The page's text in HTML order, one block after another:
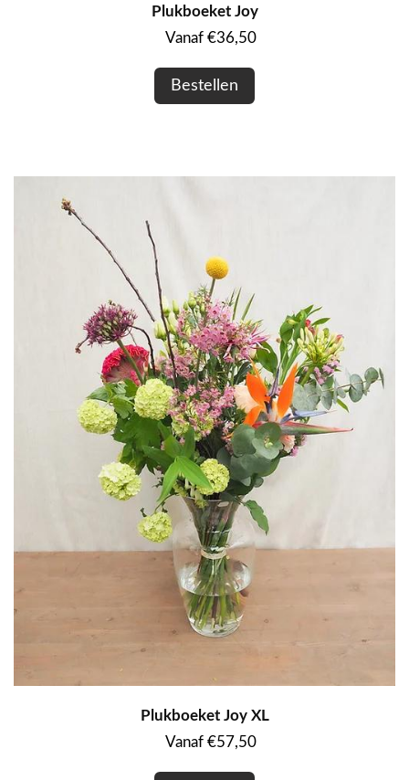
Plukboeket Joy
Vanaf €36,50
Bestellen
Plukboeket Joy XL
Vanaf €57,50